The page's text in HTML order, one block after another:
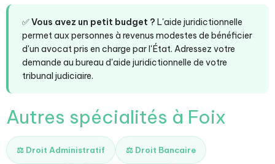
✅Vous avez un petit budget ? L'aide juridictionnelle
permet aux personnes à revenus modestes de bénéficier
d'un avocat pris en charge par l'État. Adressez votre
demande au bureau d'aide juridictionnelle de votre
tribunal judiciaire.
Autres spécialités à Foix
⚖️ Droit Administratif ⚖️ Droit Bancaire